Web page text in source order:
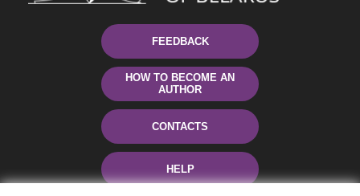
FEEDBACK
HOW TO BECOME AN
AUTHOR
CONTACTS
HELP